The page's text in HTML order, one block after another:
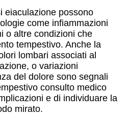
eiaculazione possono
come infiammazioni
o altre condizioni che
tempestivo. Anche la
lombari associati al
o variazioni
del dolore sono segnali
consulto medico
e di individuare la
mirato.